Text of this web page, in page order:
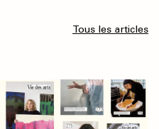
Tous les articles